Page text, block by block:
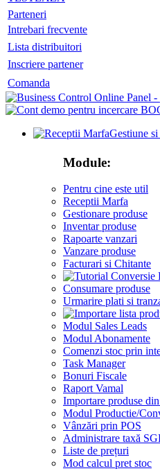
Parteneri
Intrebari frecvente
Lista distribuitori
Inscriere partener
Comanda
Gestiune
Module:
Pentru cine este util
Receptii Marfa
Gestionare produse
Inventar produse
Rapoarte vanzari
Vanzare produse
Facturari si Chitante
Consumare produse
Urmarire plati si
Modul Sales Leads
Modul Abonamente
Comenzi stoc prin
Task Manager
Bonuri Fiscale
Raport Vamal
Importare produse
Modul Productie/
Vânzări prin POS
Administrare taxă
Liste de prețuri
Mod calcul pret stoc